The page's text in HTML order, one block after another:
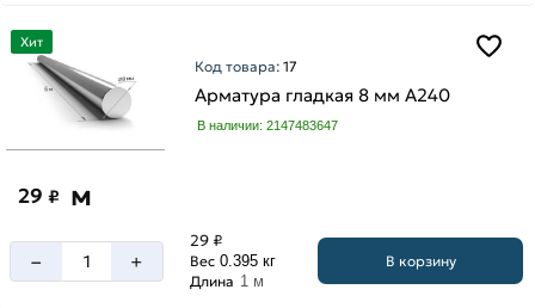
Хит
Код товара:17
Арматура гладкая 8 мм A240
В наличии: 2147483647
29 ₽ м
– +
29 ₽
Вес 0.395 кг
Длина 1 м
В корзину